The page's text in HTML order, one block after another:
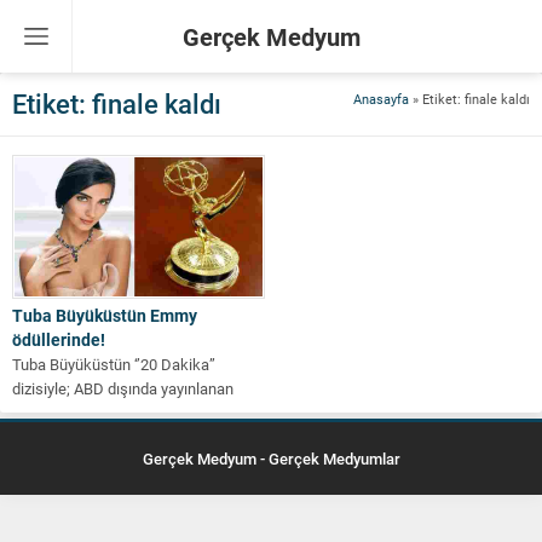
Gerçek Medyum
Anasayfa » Etiket: finale kaldı
Etiket: finale kaldı
Tuba Büyüküstün Emmy
ödüllerinde!
Tuba Büyüküstün ‘’20 Dakika”
dizisiyle; ABD dışında yayınlanan
televizyon programlarının en iyilerinin
Gerçek Medyum - Gerçek Medyumlar